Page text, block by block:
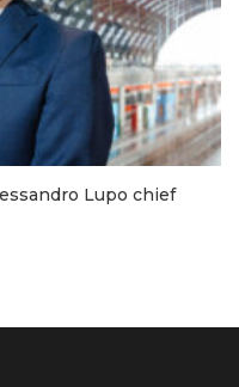
Lupo chief